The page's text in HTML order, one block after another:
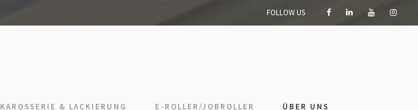
FOLLOW US
KAROSSERIE & LACKIERUNG E-ROLLER/JOBROLLER
ÜBER UNS